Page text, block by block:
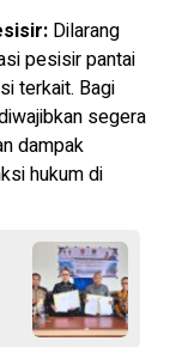
Dilarang
pesisir pantai
terkait. Bagi
segera
dampak
hukum di